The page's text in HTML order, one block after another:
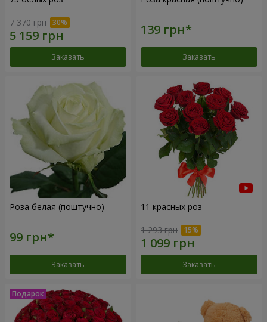
7 370 грн
Заказать Заказать
Роза белая (поштучно)
Заказать
11 красных роз
1 293 грн
Заказать